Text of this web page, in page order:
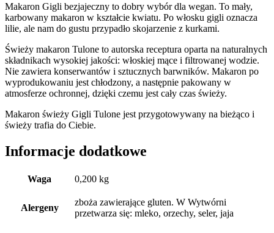
Makaron Gigli bezjajeczny to dobry wybór dla wegan. To mały,
karbowany makaron w kształcie kwiatu. Po włosku gigli oznacza
lilie, ale nam do gustu przypadło skojarzenie z kurkami.
Świeży makaron Tulone to autorska receptura oparta na naturalnych
składnikach wysokiej jakości: włoskiej mące i filtrowanej wodzie.
Nie zawiera konserwantów i sztucznych barwników. Makaron po
wyprodukowaniu jest chłodzony, a następnie pakowany w
atmosferze ochronnej, dzięki czemu jest cały czas świeży.
Makaron świeży Gigli Tulone jest przygotowywany na bieżąco i
świeży trafia do Ciebie.
Informacje dodatkowe
Waga 0,200 kg
Alergeny
zboża zawierające gluten. W Wytwórni
przetwarza się: mleko, orzechy, seler, jaja